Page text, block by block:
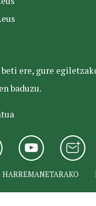
ere, gure
baduzu.
HARREMANETARAKO